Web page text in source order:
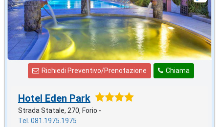
Chiama
Richiedi Preventivo/Prenotazione
Hotel Eden Park
Strada Statale, 270, Forio -
Tel. 081.1975.1975